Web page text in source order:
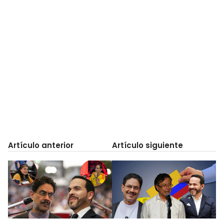
Artículo anterior Artículo siguiente